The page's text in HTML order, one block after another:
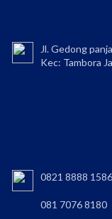
Jl. Gedong
Kec: Tambora
0821 8888 1586
081 7076 8180